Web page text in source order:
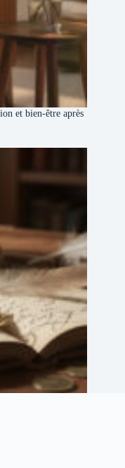
et bien-être après